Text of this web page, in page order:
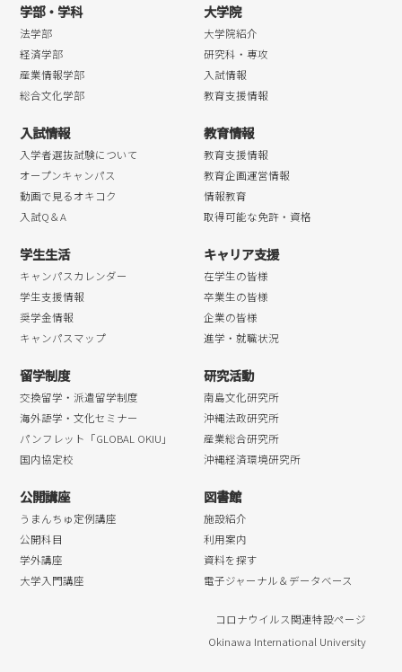
2018年08月
2018年07月
2018年06月
2018年05月
2018年04月
学部・学科
法学部
経済学部
産業情報学部
総合文化学部
大学院
大学院紹介
研究科・専攻
入試情報
教育支援情報
入試情報
入学者選抜試験について
オープンキャンパス
動画で見るオキコク
入試Q＆A
教育情報
教育支援情報
教育企画運営情報
情報教育
取得可能な免許・資格
学生生活
キャンパスカレンダー
学生支援情報
奨学金情報
キャンパスマップ
キャリア支援
在学生の皆様
卒業生の皆様
企業の皆様
進学・就職状況
留学制度
交換留学・派遣留学制度
海外語学・文化セミナー
パンフレット「GLOBAL OKIU」
国内協定校
研究活動
南島文化研究所
沖縄法政研究所
産業総合研究所
沖縄経済環境研究所
公開講座
うまんちゅ定例講座
公開科目
学外講座
大学入門講座
図書館
施設紹介
利用案内
資料を探す
電子ジャーナル＆データベース
コロナウイルス関連特設ページ
Okinawa International University